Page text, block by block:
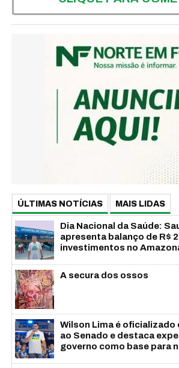
ÚLTIMAS NOTÍCIAS MAIS LIDAS
Dia Nacional da Saúde:
apresenta balanço de R$
investimentos no
A secura dos ossos
Wilson Lima é
ao Senado e destaca
governo como base para